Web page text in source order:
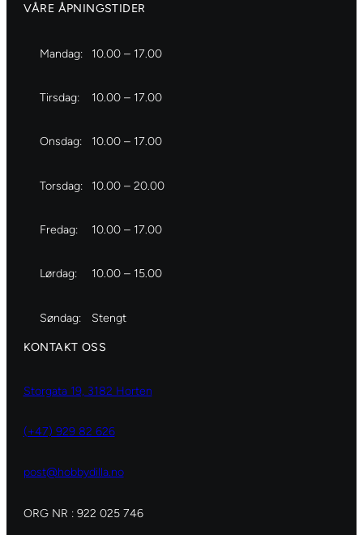
VÅRE ÅPNINGSTIDER
Mandag: 10.00 – 17.00
Tirsdag: 10.00 – 17.00
Onsdag: 10.00 – 17.00
Torsdag: 10.00 – 20.00
Fredag: 10.00 – 17.00
Lørdag: 10.00 – 15.00
Søndag: Stengt
KONTAKT OSS
Storgata 19, 3182 Horten
(+47) 929 82 626
post@hobbydilla.no
ORG NR : 922 025 746